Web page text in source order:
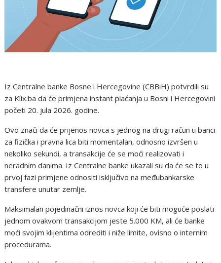
Iz Centralne banke Bosne i Hercegovine (CBBiH) potvrdili su
za Klix.ba da će primjena instant plaćanja u Bosni i Hercegovini
početi 20. jula 2026. godine.
Ovo znači da će prijenos novca s jednog na drugi račun u banci
za fizička i pravna lica biti momentalan, odnosno izvršen u
nekoliko sekundi, a transakcije će se moći realizovati i
neradnim danima. Iz Centralne banke ukazali su da će se to u
prvoj fazi primjene odnositi isključivo na međubankarske
transfere unutar zemlje.
Maksimalan pojedinačni iznos novca koji će biti moguće poslati
jednom ovakvom transakcijom jeste 5.000 KM, ali će banke
moći svojim klijentima odrediti i niže limite, ovisno o internim
procedurama.